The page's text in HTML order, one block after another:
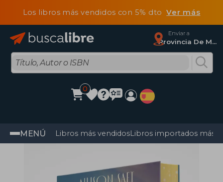
Los libros más vendidos con 5% dtoVer más
Enviar a
Provincia De Madrid
0
MENÚ Libros más vendidosLibros importados más